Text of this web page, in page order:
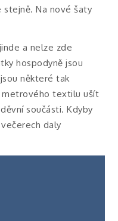
stejně. Na nové šaty
a nelze zde
hospodyně jsou
některé tak
metrového textilu ušít
součásti. Kdyby
daly